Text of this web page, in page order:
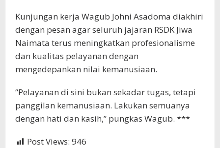
Kunjungan kerja Wagub Johni Asadoma diakhiri
dengan pesan agar seluruh jajaran RSDK Jiwa
Naimata terus meningkatkan profesionalisme
dan kualitas pelayanan dengan
mengedepankan nilai kemanusiaan.
“Pelayanan di sini bukan sekadar tugas, tetapi
panggilan kemanusiaan. Lakukan semuanya
dengan hati dan kasih,” pungkas Wagub. ***
Post Views: 946